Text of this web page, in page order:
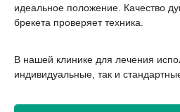
идеальное положение. Качество
брекета проверяет техника.
В нашей клинике для лечения
индивидуальные, так и